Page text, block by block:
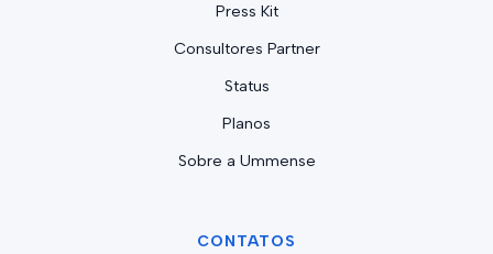
Press Kit
Consultores Partner
Status
Planos
Sobre a Ummense
CONTATOS